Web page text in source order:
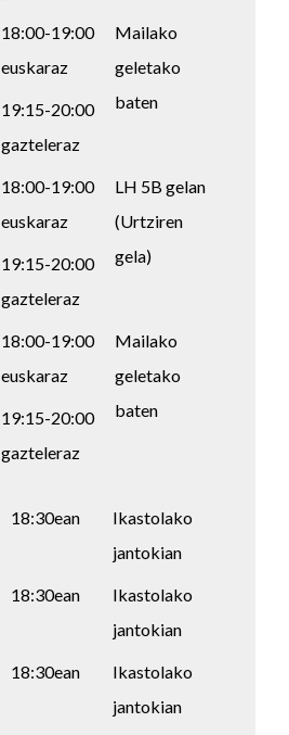
18:00-19:00
euskaraz
Mailako
geletako
baten
19:15-20:00
gazteleraz
18:00-19:00
euskaraz
LH 5B gelan
(Urtziren
gela)
19:15-20:00
gazteleraz
18:00-19:00
euskaraz
Mailako
geletako
baten
19:15-20:00
gazteleraz
18:30ean
Ikastolako
jantokian
18:30ean
Ikastolako
jantokian
18:30ean
Ikastolako
jantokian